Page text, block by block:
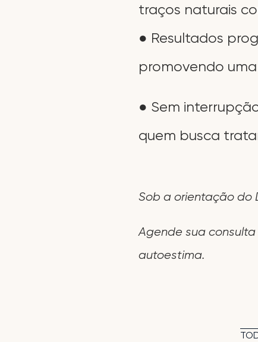
traços naturais
● Resultados
promovendo
● Sem
quem busca
Sob a orientação do
Agende sua
autoestima.